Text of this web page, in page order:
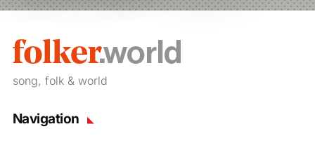
song, folk & world
Navigation